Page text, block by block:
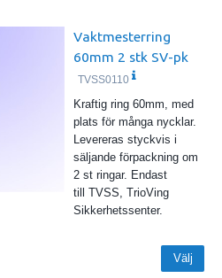
Vaktmesterring
60mm 2 stk SV-pk
TVSS0110
Kraftig ring 60mm, med
plats för många nycklar.
Levereras styckvis i
säljande förpackning om
2 st ringar. Endast
till TVSS, TrioVing
Sikkerhetssenter.
Välj